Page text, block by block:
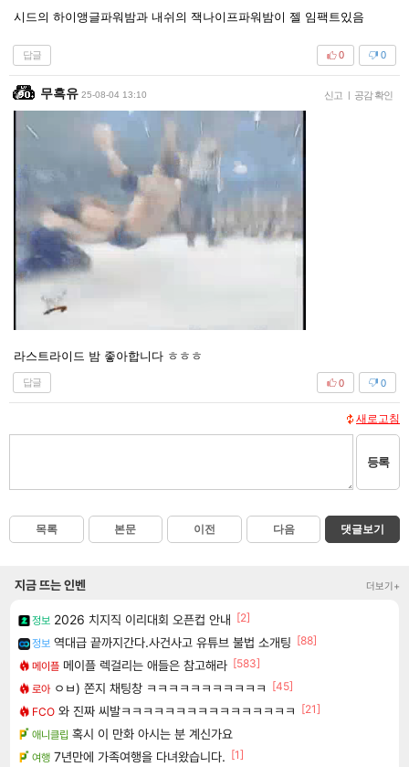
시드의 하이앵글파워밤과 내쉬의 잭나이프파워밤이 젤 임팩트있음
답글 0
0
무흑유 25-08-04 13:10 신고 | 공감 확인
라스트라이드 밤 좋아합니다 ㅎㅎㅎ
답글 0
0
새로고침
등록
목록 본문 이전 다음 댓글보기
지금 뜨는 인벤 더보기+
정보 2026 치지직 이리대회 오픈컵 안내 [2]
정보 역대급 끝까지간다.사건사고 유튜브 불법 소개팅 [88]
메이플 메이플 렉걸리는 애들은 참고해라 [583]
로아 ㅇㅂ) 쫀지 채팅창 ㅋㅋㅋㅋㅋㅋㅋㅋㅋㅋㅋ
[45]
FCO 와 진짜 씨발ㅋㅋㅋㅋㅋㅋㅋㅋㅋㅋㅋㅋㅋㅋㅋㅋ
[21]
애니클립 혹시 이 만화 아시는 분 계신가요
여행 7년만에 가족여행을 다녀왔습니다. [1]